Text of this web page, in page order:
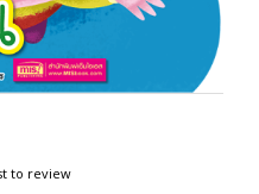
to review